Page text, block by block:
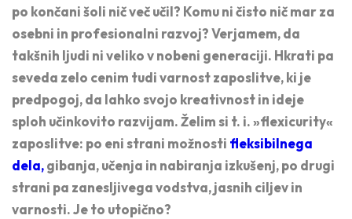
po končani šoli nič več učil? Komu ni čisto nič mar za
osebni in profesionalni razvoj? Verjamem, da
takšnih ljudi ni veliko v nobeni generaciji. Hkrati pa
seveda zelo cenim tudi varnost zaposlitve, ki je
predpogoj, da lahko svojo kreativnost in ideje
sploh učinkovito razvijam. Želim si t. i. »flexicurity«
zaposlitve: po eni strani možnosti fleksibilnega
dela,gibanja, učenja in nabiranja izkušenj, po drugi
strani pa zanesljivega vodstva, jasnih ciljev in
varnosti. Je to utopično?